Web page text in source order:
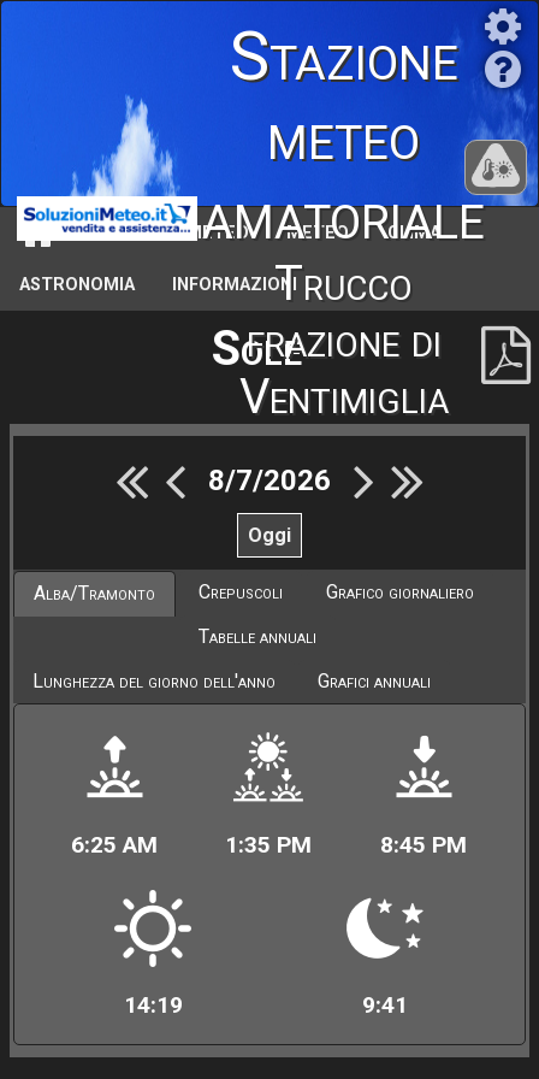
Stazione
meteo
amatoriale
Trucco
frazione di
Ventimiglia
STAZIONE METEO METEO CLIMA
ASTRONOMIA INFORMAZIONI
Sole
8/7/2026
Alba/Tramonto Crepuscoli
Grafico giornaliero
Tabelle annuali
Lunghezza del giorno dell'anno
Grafici annuali
6:25 AM 1:35 PM 8:45 PM
14:19 9:41